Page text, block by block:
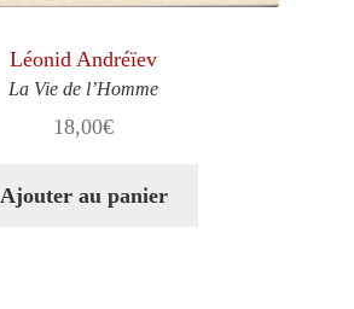
Léonid Andréïev
La Vie de l’Homme
18,00€
Ajouter au panier